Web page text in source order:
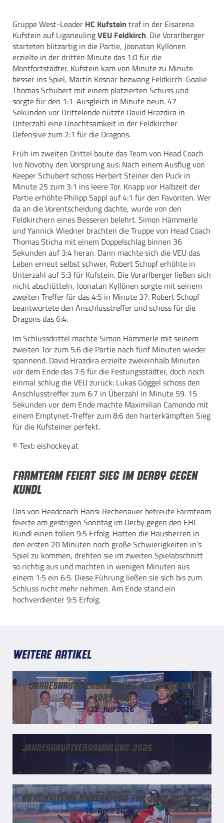
Gruppe West-Leader HC Kufstein traf in der Eisarena
Kufstein auf LiganeulingVEU Feldkirch. Die Vorarlberger
starteten blitzartig in die Partie, Joonatan Kyllönen
erzielte in der dritten Minute das 1:0 für die
Montfortstädter. Kufstein kam von Minute zu Minute
besser ins Spiel, Martin Kosnar bezwang Feldkirch-Goalie
Thomas Schubert mit einem platzierten Schuss und
sorgte für den 1:1-Ausgleich in Minute neun. 47
Sekunden vor Drittelende nützte David Hrazdira in
Unterzahl eine Unachtsamkeit in der Feldkircher
Defensive zum 2:1 für die Dragons.
Früh im zweiten Drittel baute das Team von Head Coach
Ivo Novotny den Vorsprung aus: Nach einem Ausflug von
Keeper Schubert schoss Herbert Steiner den Puck in
Minute 25 zum 3:1 ins leere Tor. Knapp vor Halbzeit der
Partie erhöhte Philipp Sappl auf 4:1 für den Favoriten. Wer
da an die Vorentscheidung dachte, wurde von den
Feldkirchern eines Besseren belehrt. Simon Hämmerle
und Yannick Wiedner brachten die Truppe von Head Coach
Thomas Sticha mit einem Doppelschlag binnen 36
Sekunden auf 3:4 heran. Dann machte sich die VEU das
Leben erneut selbst schwer, Robert Schopf erhöhte in
Unterzahl auf 5:3 für Kufstein. Die Vorarlberger ließen sich
nicht abschütteln, Joonatan Kyllönen sorgte mit seinem
zweiten Treffer für das 4:5 in Minute 37. Robert Schopf
beantwortete den Anschlusstreffer und schoss für die
Dragons das 6:4.
Im Schlussdrittel machte Simon Hämmerle mit seinem
zweiten Tor zum 5:6 die Partie nach fünf Minuten wieder
spannend. David Hrazdira erzielte zweieinhalb Minuten
vor dem Ende das 7:5 für die Festungsstädter, doch noch
einmal schlug die VEU zurück: Lukas Göggel schoss den
Anschlusstreffer zum 6:7 in Überzahl in Minute 59. 15
Sekunden vor dem Ende machte Maximilian Camondo mit
einem Emptynet-Treffer zum 8:6 den harterkämpften Sieg
für die Kufsteiner perfekt.
© Text: eishockey.at
Farmteam feiert Sieg im Derby gegen
Kundl
Das von Headcoach Hansi Rechenauer betreute Farmteam
feierte am gestrigen Sonntag im Derby gegen den EHC
Kundl einen tollen 9:5 Erfolg. Hatten die Hausherren in
den ersten 20 Minuten noch große Schwierigkeiten in’s
Spiel zu kommen, drehten sie im zweiten Spielabschnitt
so richtig aus und machten in wenigen Minuten aus
einem 1:5 ein 6:5. Diese Führung ließen sie sich bis zum
Schluss nicht mehr nehmen. Am Ende stand ein
hochverdienter 9:5 Erfolg.
Weitere Artikel
Jahreshauptversammlung bestätigt HCK
Vorstand
22. Juli 2026
Jahreshauptversammlung 2026
29. Mai 2026
Nationalteam Einberufung für Jana Reuter
16. April 2026